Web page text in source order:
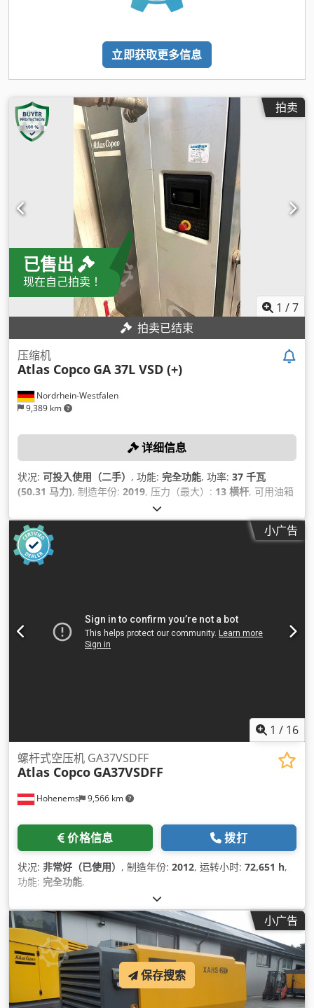
立即获取更多信息
拍卖
已售出
现在自己拍卖！
1 /7
拍卖已结束
Nordrhein-Westfalen
9,389 km
压缩机
Atlas Copco GA 37L VSD (+)
详细信息
状况: 可投入使用（二手） , 功能: 完全功能, 功率: 37 千瓦
(50.31 马力), 制造年份: 2019, 压力（最大）: 13 横杆, 可用油箱
3,800 转/分
小时, 机器/车辆编号:API866497,
小广告
1 / 16
Hohenems 9,566 km
螺杆式空压机 GA37VSDFF
Atlas Copco GA37VSDFF
价格信息 拨打
状况: 非常好（已使用） , 制造年份: 2012, 运转小时: 72,651 h,
功能: 完全功能,
小广告
保存搜索